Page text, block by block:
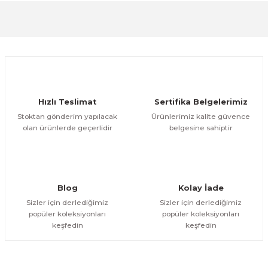
Bu ürüne benzer farklı alternatifler olmalı.
Hızlı Teslimat
Stoktan gönderim yapılacak
olan ürünlerde geçerlidir
Sertifika Belgelerimiz
Ürünlerimiz kalite güvence
belgesine sahiptir
Blog
Sizler için derlediğimiz
popüler koleksiyonları
keşfedin
Kolay İade
Sizler için derlediğimiz
popüler koleksiyonları
keşfedin